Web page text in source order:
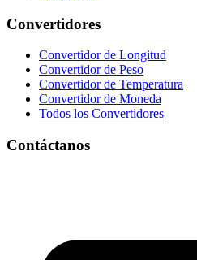
Convertidores
Convertidor de Longitud
Convertidor de Peso
Convertidor de Temperatura
Convertidor de Moneda
Todos los Convertidores
Contáctanos